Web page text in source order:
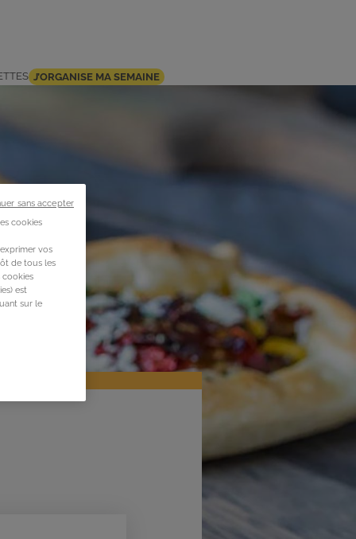
J’ORGANISE MA SEMAINE
cookies
vos
de tous les
cookies
est
sur le
sans accepter